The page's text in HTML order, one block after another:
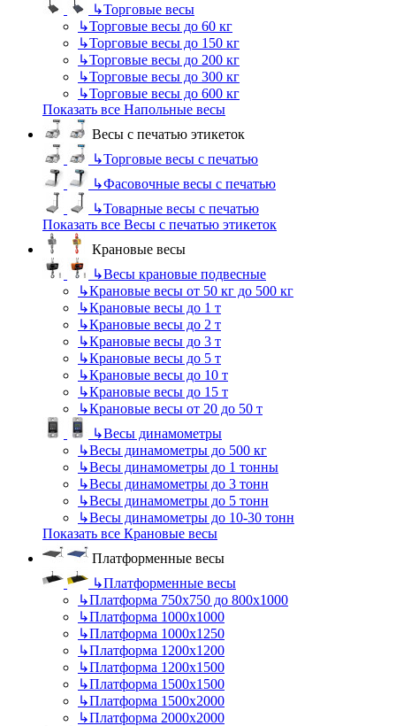
↳Торговые весы
↳Торговые весы до 60 кг
↳Торговые весы до 150 кг
↳Торговые весы до 200 кг
↳Торговые весы до 300 кг
↳Торговые весы до 600 кг
Показать все Напольные весы
Весы с печатью этикеток
↳Торговые весы с печатью
↳Фасовочные весы с печатью
↳Товарные весы с печатью
Показать все Весы с печатью этикеток
Крановые весы
↳Весы крановые подвесные
↳Крановые весы от 50 кг до 500 кг
↳Крановые весы до 1 т
↳Крановые весы до 2 т
↳Крановые весы до 3 т
↳Крановые весы до 5 т
↳Крановые весы до 10 т
↳Крановые весы до 15 т
↳Крановые весы от 20 до 50 т
↳Весы динамометры
↳Весы динамометры до 500 кг
↳Весы динамометры до 1 тонны
↳Весы динамометры до 3 тонн
↳Весы динамометры до 5 тонн
↳Весы динамометры до 10-30 тонн
Показать все Крановые весы
Платформенные весы
↳Платформенные весы
↳Платформа 750х750 до 800х1000
↳Платформа 1000х1000
↳Платформа 1000х1250
↳Платформа 1200х1200
↳Платформа 1200х1500
↳Платформа 1500х1500
↳Платформа 1500х2000
↳Платформа 2000х2000